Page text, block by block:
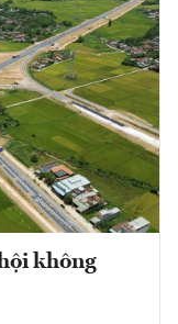
không